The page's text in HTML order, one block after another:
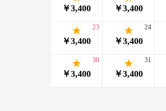
￥3,400 ￥3,400
￥3,400
23
￥3,400
24
￥3,400
30
￥3,400
31